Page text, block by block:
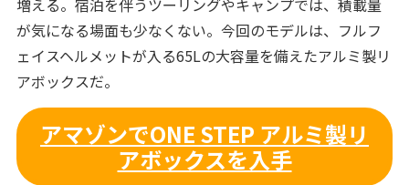
増える。宿泊を伴うツーリングやキャンプでは、積載量
が気になる場面も少なくない。今回のモデルは、フルフ
ェイスヘルメットが入る65Lの大容量を備えたアルミ製リ
アボックスだ。
アマゾンでONE STEP アルミ製リ
アボックスを入手